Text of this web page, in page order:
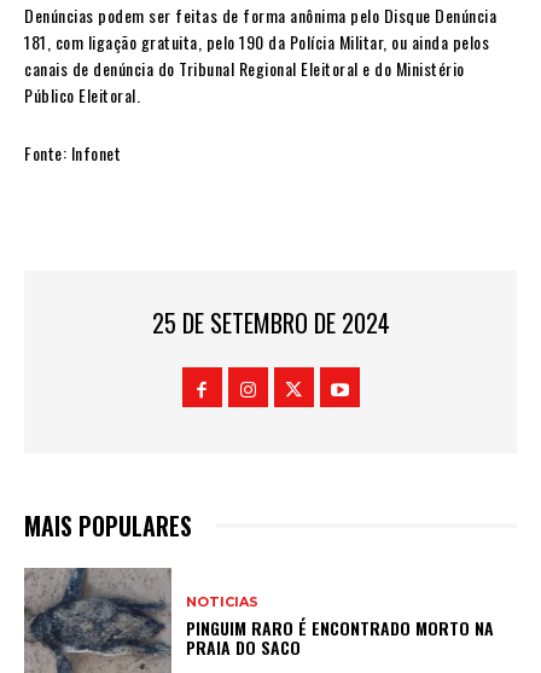
Denúncias podem ser feitas de forma anônima pelo Disque Denúncia
181, com ligação gratuita, pelo 190 da Polícia Militar, ou ainda pelos
canais de denúncia do Tribunal Regional Eleitoral e do Ministério
Público Eleitoral.
Fonte: Infonet
25 DE SETEMBRO DE 2024
MAIS POPULARES
NOTICIAS
PINGUIM RARO É ENCONTRADO MORTO NA
PRAIA DO SACO